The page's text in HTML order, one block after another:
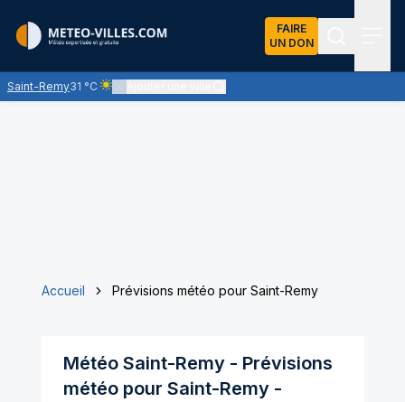
FAIRE
UN DON
Saint-Remy31 °C
Ciel clair - quasiment pas de nuages et un soleil
Accueil Prévisions météo pour Saint-Remy
Météo Saint-Remy- Prévisions
météo pour Saint-Remy-